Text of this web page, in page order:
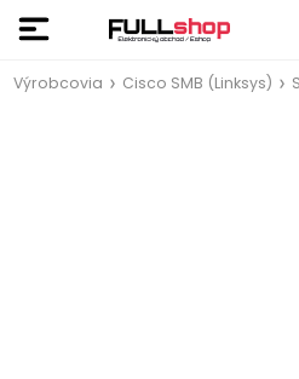
Výrobcovia Cisco SMB (Linksys)